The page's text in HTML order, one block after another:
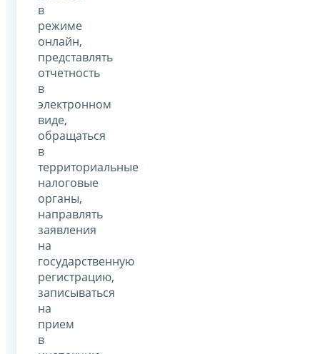
в
режиме
онлайн,
представлять
отчетность
в
электронном
виде,
обращаться
в
территориальные
налоговые
органы,
направлять
заявления
на
государственную
регистрацию,
записываться
на
прием
в